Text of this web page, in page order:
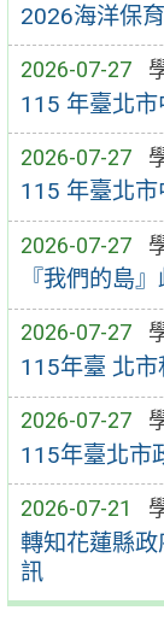
2026海洋保
2026-07-27
115 年臺北
2026-07-27
115 年臺北
2026-07-27
『我們的島
2026-07-27
115年臺 北
2026-07-27
115年臺北市
2026-07-21
轉知花蓮縣
訊